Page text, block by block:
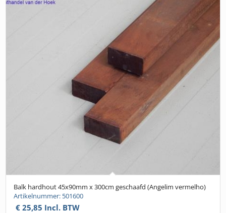
Balk hardhout 45x90mm x 300cm geschaafd (Angelim vermelho)
Artikelnummer: 501600
€ 25,85 Incl. BTW